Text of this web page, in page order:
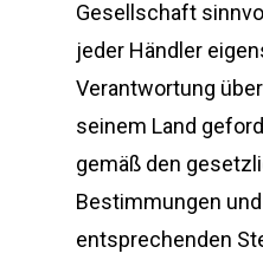
Gesellschaft
jeder Händler
Verantwortung
seinem Land
gemäß den
Bestimmungen
entsprechenden